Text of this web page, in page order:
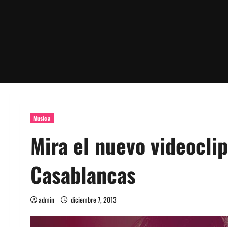
Musica
Mira el nuevo
Casablancas
admin diciembre 7, 2013